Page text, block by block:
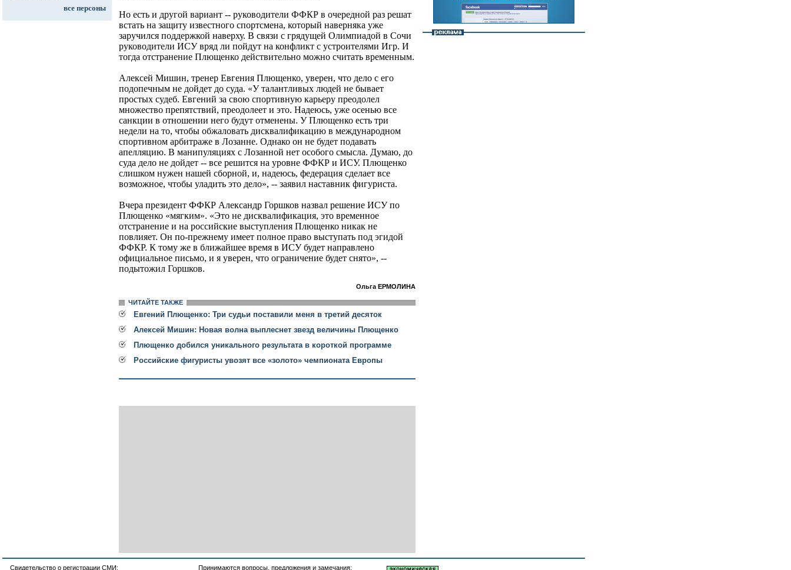
все персоны
Но есть и другой вариант -- руководители ФФКР в очередной раз решат
встать на защиту известного спортсмена, который наверняка уже
заручился поддержкой наверху. В связи с грядущей Олимпиадой в Сочи
руководители ИСУ вряд ли пойдут на конфликт с устроителями Игр. И
тогда отстранение Плющенко действительно можно считать временным.
Алексей Мишин, тренер Евгения Плющенко, уверен, что дело с его
подопечным не дойдет до суда. «У талантливых людей не бывает
простых судеб. Евгений за свою спортивную карьеру преодолел
множество препятствий, преодолеет и это. Надеюсь, уже осенью все
санкции в отношении него будут отменены. У Плющенко есть три
недели на то, чтобы обжаловать дисквалификацию в международном
спортивном арбитраже в Лозанне. Однако он не будет подавать
апелляцию. В манипуляциях с Лозанной нет особого смысла. Думаю, до
суда дело не дойдет -- все решится на уровне ФФКР и ИСУ. Плющенко
слишком нужен нашей сборной, и, надеюсь, федерация сделает все
возможное, чтобы уладить это дело», -- заявил наставник фигуриста.
Вчера президент ФФКР Александр Горшков назвал решение ИСУ по
Плющенко «мягким». «Это не дисквалификация, это временное
отстранение и на российские выступления Плющенко никак не
повлияет. Он по-прежнему имеет полное право выступать под эгидой
ФФКР. К тому же в ближайшее время в ИСУ будет направлено
официальное письмо, и я уверен, что ограничение будет снято», --
подытожил Горшков.
Ольга ЕРМОЛИНА
ЧИТАЙТЕ ТАКЖЕ
Евгений Плющенко: Три судьи поставили меня в третий десяток
Алексей Мишин: Новая волна выплеснет звезд величины Плющенко
Плющенко добился уникального результата в короткой программе
Российские фигуристы увозят все «золото» чемпионата Европы
Свидетельство о регистрации СМИ: Принимаются вопросы, предложения и замечания: